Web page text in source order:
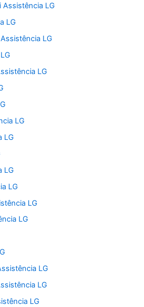
Assistência LG
LG
LG
LG
LG
LG
LG
LG
LG
LG
LG
LG
LG